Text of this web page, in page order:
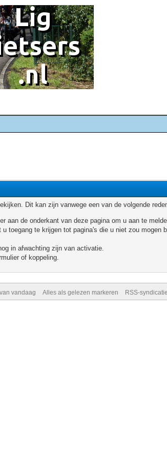
Dit kan zijn vanwege een van de volgende
aan de onderkant van deze pagina om u aan te
toegang te krijgen tot pagina's die u niet zou mogen
in afwachting zijn van activatie.
of koppeling.
vandaag Alles als gelezen markeren RSS-syndicatie